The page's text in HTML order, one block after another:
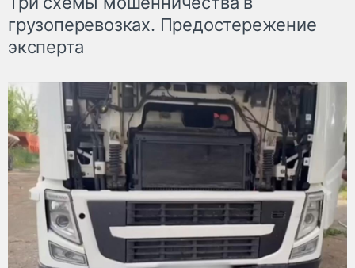
грузоперевозках. Предостережение
эксперта